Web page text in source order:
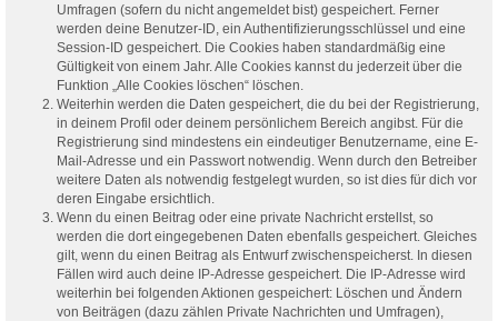
Umfragen (sofern du nicht angemeldet bist) gespeichert. Ferner
werden deine Benutzer-ID, ein Authentifizierungsschlüssel und eine
Session-ID gespeichert. Die Cookies haben standardmäßig eine
Gültigkeit von einem Jahr. Alle Cookies kannst du jederzeit über die
Funktion „Alle Cookies löschen“ löschen.
Weiterhin werden die Daten gespeichert, die du bei der Registrierung,
in deinem Profil oder deinem persönlichem Bereich angibst. Für die
Registrierung sind mindestens ein eindeutiger Benutzername, eine E-
Mail-Adresse und ein Passwort notwendig. Wenn durch den Betreiber
weitere Daten als notwendig festgelegt wurden, so ist dies für dich vor
deren Eingabe ersichtlich.
Wenn du einen Beitrag oder eine private Nachricht erstellst, so
werden die dort eingegebenen Daten ebenfalls gespeichert. Gleiches
gilt, wenn du einen Beitrag als Entwurf zwischenspeicherst. In diesen
Fällen wird auch deine IP-Adresse gespeichert. Die IP-Adresse wird
weiterhin bei folgenden Aktionen gespeichert: Löschen und Ändern
von Beiträgen (dazu zählen Private Nachrichten und Umfragen),